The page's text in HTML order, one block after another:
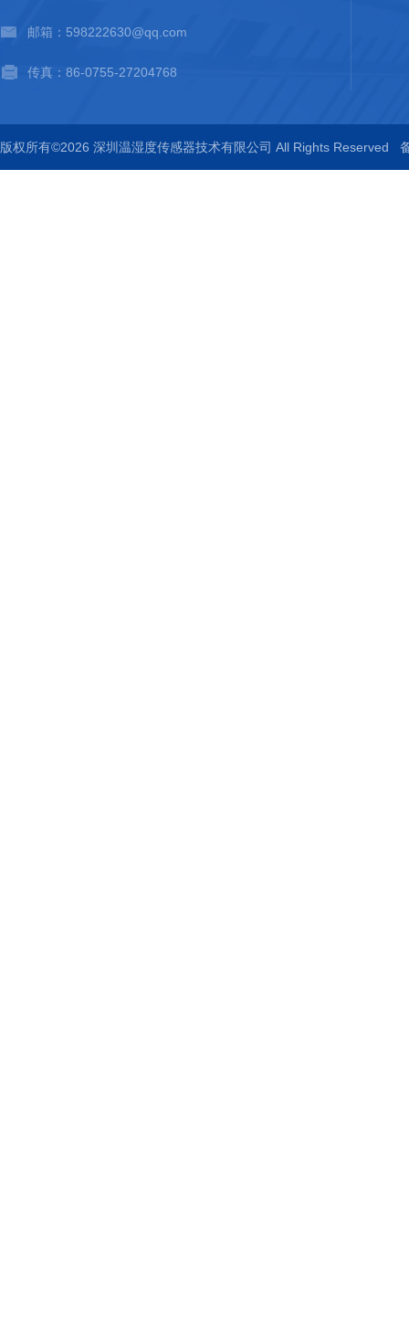
邮箱：598222630@qq.com
传真：86-0755-27204768
版权所有©2026 深圳温湿度传感器技术有限公司 All Rights Reserved